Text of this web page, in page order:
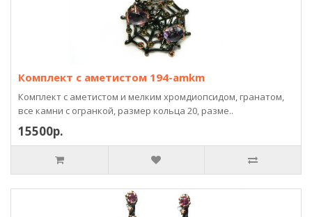
Комплект с аметистом 194-amkm
Комплект с аметистом и мелким хромдиопсидом, гранатом,
все камни с огранкой, размер кольца 20, разме..
15500р.